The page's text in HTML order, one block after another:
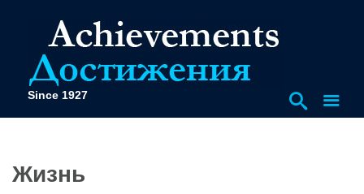
Since 1927
Жизнь